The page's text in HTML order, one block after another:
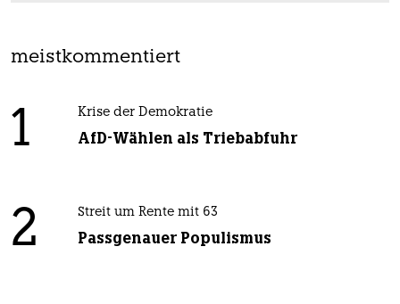
meistkommentiert
1 Krise der Demokratie
AfD-Wählen als Triebabfuhr
2 Streit um Rente mit 63
Passgenauer Populismus